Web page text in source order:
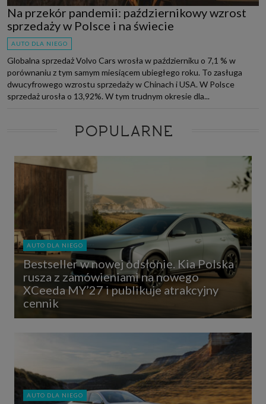
Na przekór pandemii: październikowy wzrost
sprzedaży w Polsce i na świecie
AUTO DLA NIEGO
Globalna sprzedaż Volvo Cars wrosła w październiku o 7,1 % w
porównaniu z tym samym miesiącem ubiegłego roku. To zasługa
dwucyfrowego wzrostu sprzedaży w Chinach i USA. W Polsce
sprzedaż urosła o 13,92%. W tym trudnym okresie dla...
POPULARNE
AUTO DLA NIEGO
Bestseller w nowej odsłonie. Kia Polska
rusza z zamówieniami na nowego
XCeeda MY’27 i publikuje atrakcyjny
cennik
AUTO DLA NIEGO